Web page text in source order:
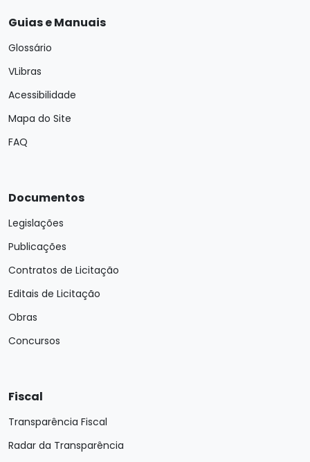
Guias e Manuais
Glossário
VLibras
Acessibilidade
Mapa do Site
FAQ
Documentos
Legislações
Publicações
Contratos de Licitação
Editais de Licitação
Obras
Concursos
Fiscal
Transparência Fiscal
Radar da Transparência